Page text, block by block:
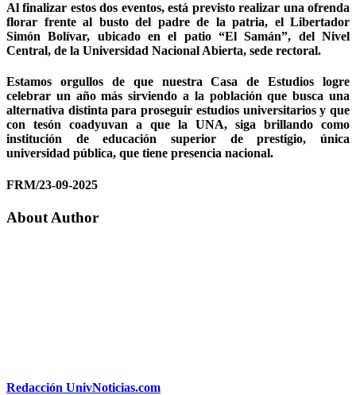
Al finalizar estos dos eventos, está previsto realizar una ofrenda
florar frente al busto del padre de la patria, el Libertador
Simón Bolívar, ubicado en el patio “El Samán”, del Nivel
Central, de la Universidad Nacional Abierta, sede rectoral.
Estamos orgullos de que nuestra Casa de Estudios logre
celebrar un año más sirviendo a la población que busca una
alternativa distinta para proseguir estudios universitarios y que
con tesón coadyuvan a que la UNA, siga brillando como
institución de educación superior de prestigio, única
universidad pública, que tiene presencia nacional.
FRM/23-09-2025
About Author
Redacción UnivNoticias.com